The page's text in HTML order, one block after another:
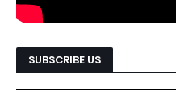
SUBSCRIBE US